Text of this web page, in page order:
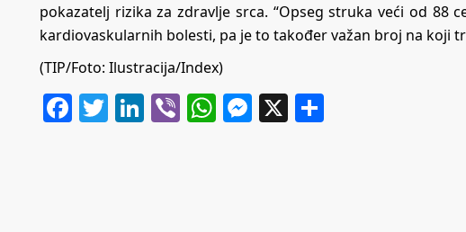
pokazatelj rizika za zdravlje srca. “Opseg struka veći od 88
kardiovaskularnih bolesti, pa je to također važan broj na koji
(TIP/Foto: Ilustracija/Index)
Facebook
Twitter
LinkedIn
ViberWhatsApp
Messenger
X